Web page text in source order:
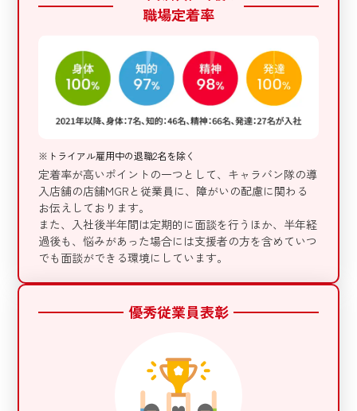
職場定着率
※トライアル雇用中の退職2名を除く
定着率が高いポイントの一つとして、キャラバン隊の導
入店舗の店舗MGRと従業員に、障がいの配慮に関わる
お伝えしております。
また、入社後半年間は定期的に面談を行うほか、半年経
過後も、悩みがあった場合には支援者の方を含めていつ
でも面談ができる環境にしています。
優秀従業員表彰